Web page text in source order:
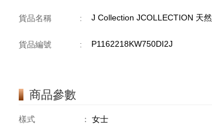
貨品名稱 : J Collection JCOLLECTION 天
貨品編號 : P1162218KW750DI2J
商品參數
樣式 ： 女士